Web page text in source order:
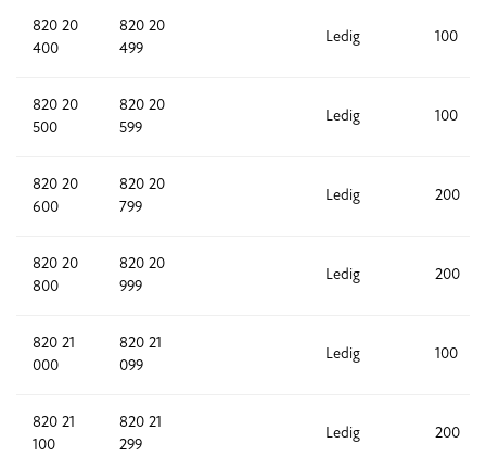
820 20
400
820 20
499
Ledig 100
820 20
500
820 20
599
Ledig 100
820 20
600
820 20
799
Ledig 200
820 20
800
820 20
999
Ledig 200
820 21
000
820 21
099
Ledig 100
820 21
100
820 21
299
Ledig 200